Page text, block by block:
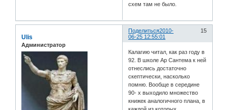
схем там не было.
Поделиться 15
2010-
06-25 12:55:01
Ulis
Администратор
Калагию читал, как раз году в
92. В школе Ар Сантема к ней
отнеслись достаточно
скептически, насколько
помню. Вообще в середине
90- х выходило множество
книжек аналогичного плана, в